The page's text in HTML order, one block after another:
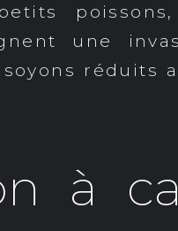
une
réduits
à